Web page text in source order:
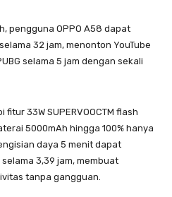
pengguna OPPO A58 dapat
32 jam, menonton YouTube
selama 5 jam dengan sekali
33W SUPERVOOCTM flash
5000mAh hingga 100% hanya
daya 5 menit dapat
3,39 jam, membuat
tanpa gangguan.